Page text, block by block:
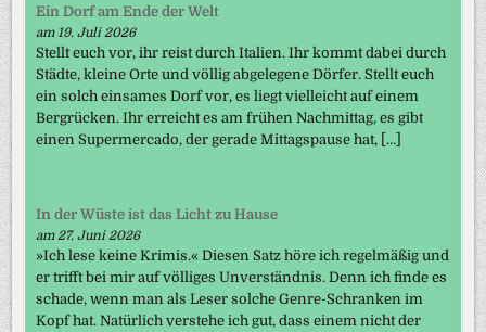
Ein Dorf am Ende der Welt
am 19. Juli 2026
Stellt euch vor, ihr reist durch Italien. Ihr kommt dabei durch
Städte, kleine Orte und völlig abgelegene Dörfer. Stellt euch
ein solch einsames Dorf vor, es liegt vielleicht auf einem
Bergrücken. Ihr erreicht es am frühen Nachmittag, es gibt
einen Supermercado, der gerade Mittagspause hat, […]
In der Wüste ist das Licht zu Hause
am 27. Juni 2026
»Ich lese keine Krimis.« Diesen Satz höre ich regelmäßig und
er trifft bei mir auf völliges Unverständnis. Denn ich finde es
schade, wenn man als Leser solche Genre-Schranken im
Kopf hat. Natürlich verstehe ich gut, dass einem nicht der